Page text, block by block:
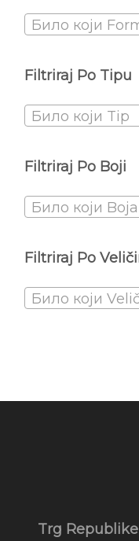
Било који
Filtriraj Po Tipu
Било који Tip
Filtriraj Po Boji
Било који Boja
Filtriraj Po
Било који
Trg